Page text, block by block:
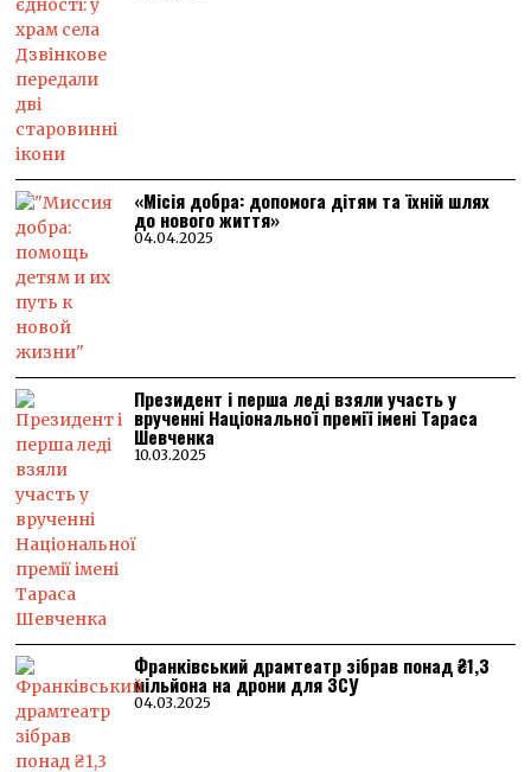
«Місія добра: допомога дітям та їхній шлях
до нового життя»
04.04.2025
Президент і перша леді взяли участь у
врученні Національної премії імені Тараса
Шевченка
10.03.2025
Франківський драмтеатр зібрав понад ₴1,3
мільйона на дрони для ЗСУ
04.03.2025